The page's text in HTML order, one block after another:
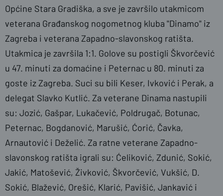
Općine Stara Gradiška, a sve je završilo utakmicom
veterana Građanskog nogometnog kluba "Dinamo" iz
Zagreba i veterana Zapadno-slavonskog ratišta.
Utakmica je završila 1:1. Golove su postigli Škvorčević
u 47. minuti za domaćine i Peternac u 80. minuti za
goste iz Zagreba. Suci su bili Keser, Ivković i Perak, a
delegat Slavko Kutlić. Za veterane Dinama nastupili
su: Jozić, Gašpar, Lukačević, Poldrugač, Botunac,
Peternac, Bogdanović, Marušić, Ćorić, Čavka,
Arnautović i Deželić. Za ratne veterane Zapadno-
slavonskog ratišta igrali su: Ćeliković, Zdunić, Sokić,
Jakić, Matošević, Živković, Škvorčević, Vukšić, D.
Sokić, Blažević, Orešić, Klarić, Pavišić, Jankavić i